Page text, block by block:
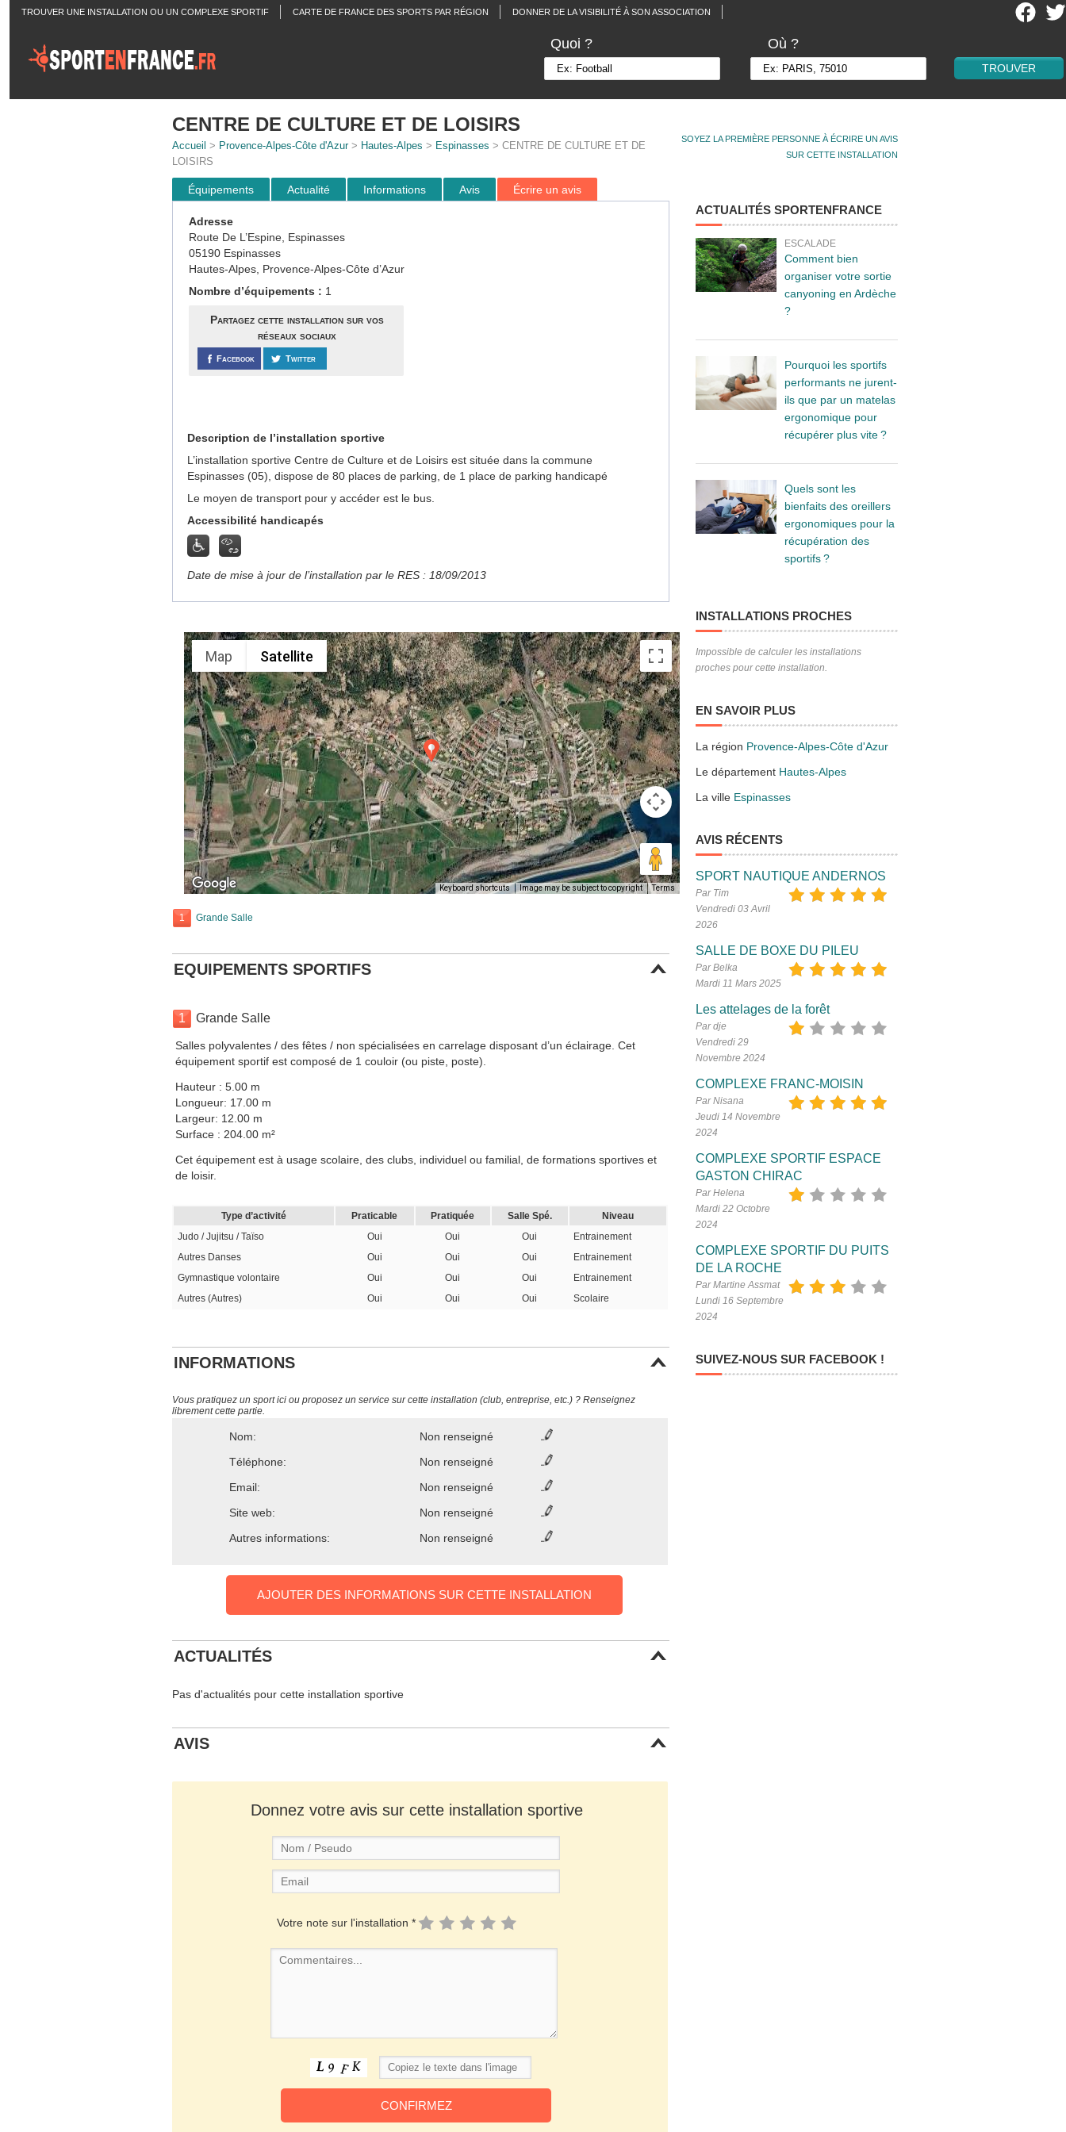
TROUVER UNE INSTALLATION OU UN COMPLEXE SPORTIF CARTE DE FRANCE DES SPORTS PAR RÉGION DONNER DE LA VISIBILITÉ À SON ASSOCIATION
Quoi ? Où ?
SOYEZ LA PREMIÈRE PERSONNE À ÉCRIRE UN AVIS
SUR CETTE INSTALLATION
CENTRE DE CULTURE ET DE LOISIRS
Accueil > Provence-Alpes-Côte d'Azur> Hautes-Alpes > Espinasses > CENTRE DE CULTURE ET DE
LOISIRS
Équipements Actualité Informations Avis Écrire un avis
Adresse
Route De L’Espine, Espinasses
05190 Espinasses
Hautes-Alpes, Provence-Alpes-Côte d’Azur
Nombre d’équipements : 1
Partagez cette installation sur vos
réseaux sociaux
Facebook Twitter
Description de l’installation sportive
L’installation sportive Centre de Culture et de Loisirs est située dans la commune
Espinasses (05), dispose de 80 places de parking, de 1 place de parking handicapé
Le moyen de transport pour y accéder est le bus.
Accessibilité handicapés
Date de mise à jour de l’installation par le RES : 18/09/2013
Map Satellite
Keyboard shortcuts Image may be subject to copyright Terms
1 Grande Salle
EQUIPEMENTS SPORTIFS
1 Grande Salle
Salles polyvalentes / des fêtes / non spécialisées en carrelage disposant d’un éclairage. Cet
équipement sportif est composé de 1 couloir (ou piste, poste).
Hauteur : 5.00 m
Longueur: 17.00 m
Largeur: 12.00 m
Surface : 204.00 m²
Cet équipement est à usage scolaire, des clubs, individuel ou familial, de formations sportives et
de loisir.
Type d’activité Praticable Pratiquée Salle Spé.
Niveau
Judo / Jujitsu / Taïso
Oui Oui Oui
Entrainement
Autres Danses
Oui Oui Oui
Entrainement
Gymnastique volontaire
Oui Oui Oui
Entrainement
Autres (Autres)
Oui Oui Oui Scolaire
INFORMATIONS
Vous pratiquez un sport ici ou proposez un service sur cette installation (club, entreprise, etc.) ? Renseignez
librement cette partie.
Nom:
Non renseigné
Téléphone:
Non renseigné
Email:
Non renseigné
Site web:
Non renseigné
Autres informations:
Non renseigné
AJOUTER DES INFORMATIONS SUR CETTE INSTALLATION
ACTUALITÉS
Pas d'actualités pour cette installation sportive
AVIS
Donnez votre avis sur cette installation sportive
Votre note sur l'installation *
ACTUALITÉS SPORTENFRANCE
ESCALADE
Comment bien
organiser votre sortie
canyoning en Ardèche
?
Pourquoi les sportifs
performants ne jurent-
ils que par un matelas
ergonomique pour
récupérer plus vite ?
Quels sont les
bienfaits des oreillers
ergonomiques pour la
récupération des
sportifs ?
INSTALLATIONS PROCHES
Impossible de calculer les installations
proches pour cette installation.
EN SAVOIR PLUS
La région Provence-Alpes-Côte d'Azur
Le département Hautes-Alpes
La ville Espinasses
AVIS RÉCENTS
SPORT NAUTIQUE ANDERNOS
Par Tim
Vendredi 03 Avril
2026
SALLE DE BOXE DU PILEU
Par Belka
Mardi 11 Mars 2025
Les attelages de la forêt
Par dje
Vendredi 29
Novembre 2024
COMPLEXE FRANC-MOISIN
Par Nisana
Jeudi 14 Novembre
2024
COMPLEXE SPORTIF ESPACE
GASTON CHIRAC
Par Helena
Mardi 22 Octobre
2024
COMPLEXE SPORTIF DU PUITS
DE LA ROCHE
Par Martine Assmat
Lundi 16 Septembre
2024
SUIVEZ-NOUS SUR FACEBOOK !